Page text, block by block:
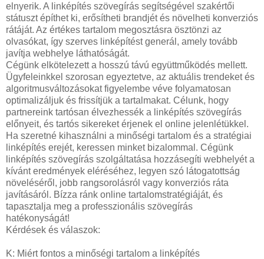
elnyerik. A linképítés szövegírás segítségével szakértői
státuszt építhet ki, erősítheti brandjét és növelheti konverziós
rátáját. Az értékes tartalom megosztásra ösztönzi az
olvasókat, így szerves linképítést generál, amely tovább
javítja webhelye láthatóságát.
Cégünk elkötelezett a hosszú távú együttműködés mellett.
Ügyfeleinkkel szorosan egyeztetve, az aktuális trendeket és
algoritmusváltozásokat figyelembe véve folyamatosan
optimalizáljuk és frissítjük a tartalmakat. Célunk, hogy
partnereink tartósan élvezhessék a linképítés szövegírás
előnyeit, és tartós sikereket érjenek el online jelenlétükkel.
Ha szeretné kihasználni a minőségi tartalom és a stratégiai
linképítés erejét, keressen minket bizalommal. Cégünk
linképítés szövegírás szolgáltatása hozzásegíti webhelyét a
kívánt eredmények eléréséhez, legyen szó látogatottság
növeléséről, jobb rangsorolásról vagy konverziós ráta
javításáról. Bízza ránk online tartalomstratégiáját, és
tapasztalja meg a professzionális szövegírás
hatékonyságát!
Kérdések és válaszok:
K: Miért fontos a minőségi tartalom a linképítés